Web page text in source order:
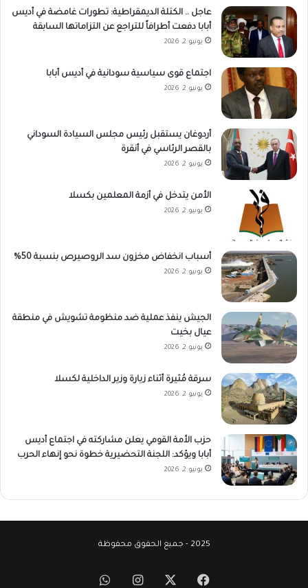
عاجل .. الكتلة الديمقراطية: تطورات غامضة في أديس
أبابا دفعت أطرافاً للتراجع عن التزاماتها السابقة
يونيو 2, 2026
اجتماع قوى سياسية سودانية في أديس أبابا
يونيو 2, 2026
أردوغان يستقبل رئيس مجلس السيادة السوداني
بالقصر الرئاسي في أنقرة
يونيو 2, 2026
الأمن يتدخل في أزمة المعلمين بكسلا
يونيو 2, 2026
أسباب انخفاض مخزون سد الروصيرص بنسبة 50%
يونيو 2, 2026
الجيش ينفذ عملية ضد منظومة تشويش في منطقة
عيال بخيت
يونيو 2, 2026
سرقة مُثيرة أثناء زيارة وزير الداخلية لكسلا
يونيو 2, 2026
حزب الأمة القومي يعلن مشاركته في اجتماع أديس
أبابا ويؤكد: اللجنة التحضيرية خطوة نحو إنهاء الحرب
يونيو 2, 2026
2025 - جميع الحقوق محفوظة
فيسبوك انستقرامواتساب